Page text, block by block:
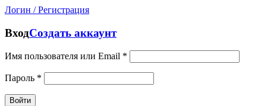
Логин / Регистрация
ВходСоздать аккаунт
Имя пользователя или Email *
Пароль *
Войти